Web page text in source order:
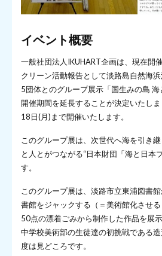
イベント概要
一般社団法人IKUHART企画は、現在開
クリーン活動報告として淡路島自然海
5団体とのグループ展示「国生みの島
開催期間を延長することが決定いたし
18日(月)まで開催いたします。
このグループ展は、次世代へ海を引き
と人とがつながる“日本財団「海と日本
す。
このグループ展は、淡路市立東浦図書
書館をジャックする（＝美術館化させ
50点の漂着ごみから制作した作品を展
中学校美術部の生徒達の初挑戦である
度は見どころです。